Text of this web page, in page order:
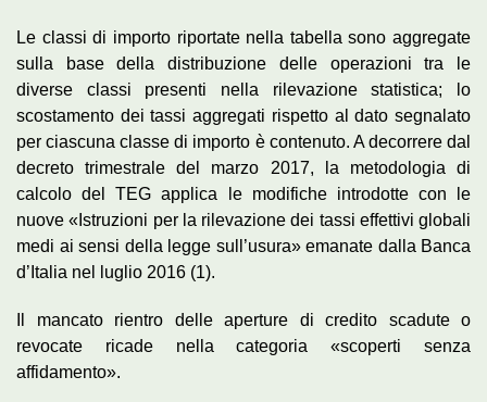
Le classi di importo riportate nella tabella sono aggregate
sulla base della distribuzione delle operazioni tra le
diverse classi presenti nella rilevazione statistica; lo
scostamento dei tassi aggregati rispetto al dato segnalato
per ciascuna classe di importo è contenuto. A decorrere dal
decreto trimestrale del marzo 2017, la metodologia di
calcolo del TEG applica le modifiche introdotte con le
nuove «Istruzioni per la rilevazione dei tassi effettivi globali
medi ai sensi della legge sull’usura» emanate dalla Banca
d’Italia nel luglio 2016 (1).
Il mancato rientro delle aperture di credito scadute o
revocate ricade nella categoria «scoperti senza
affidamento».